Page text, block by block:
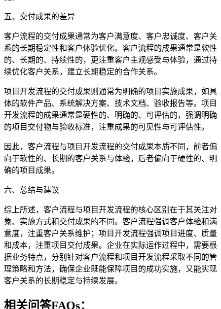
五、交付成果的差异
客户流程的交付成果通常为客户满意度、客户忠诚度、客户关
系的长期稳定性和客户体验优化。客户流程的成果通常是软性
的、长期的、持续性的，更注重客户主观感受与体验，通过持
续优化客户关系，建立长期稳定的合作关系。
项目开发流程的交付成果则通常为明确的项目实施成果，如具
体的软件产品、系统解决方案、技术文档、验收报告等。项目
开发流程的成果通常是硬性的、明确的、可评估的，强调明确
的项目交付物与验收标准，注重成果的可见性与可评估性。
因此，客户流程与项目开发流程的交付成果本质不同，前者偏
向于软性的、长期的客户关系与体验，后者偏向于硬性的、明
确的项目成果。
六、总结与建议
综上所述，客户流程与项目开发流程的核心区别在于其关注对
象、实施方式和交付成果的不同。客户流程强调客户体验和满
意度，注重客户关系维护；项目开发流程强调项目进度、质量
和成本，注重项目交付成果。企业在实际运作过程中，需要根
据业务特点，分别针对客户流程和项目开发流程采取不同的管
理策略和方法，确保企业既能保障项目的成功实施，又能实现
客户关系的长期稳定与持续发展。
相关问答FAQs：